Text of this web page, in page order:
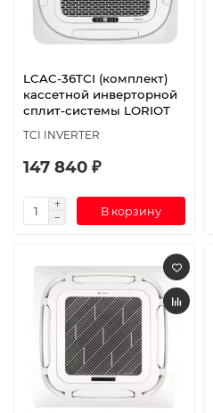
LCAC-36TСI (комплект)
кассетной инверторной
сплит-системы LORIOT
TCI INVERTER
147 840 ₽
В корзину